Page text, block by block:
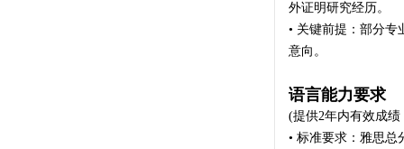
外证明研究经历。
• 关键前提：部分
意向。
语言能力要求
(提供2年内有效成
• 标准要求：雅思总